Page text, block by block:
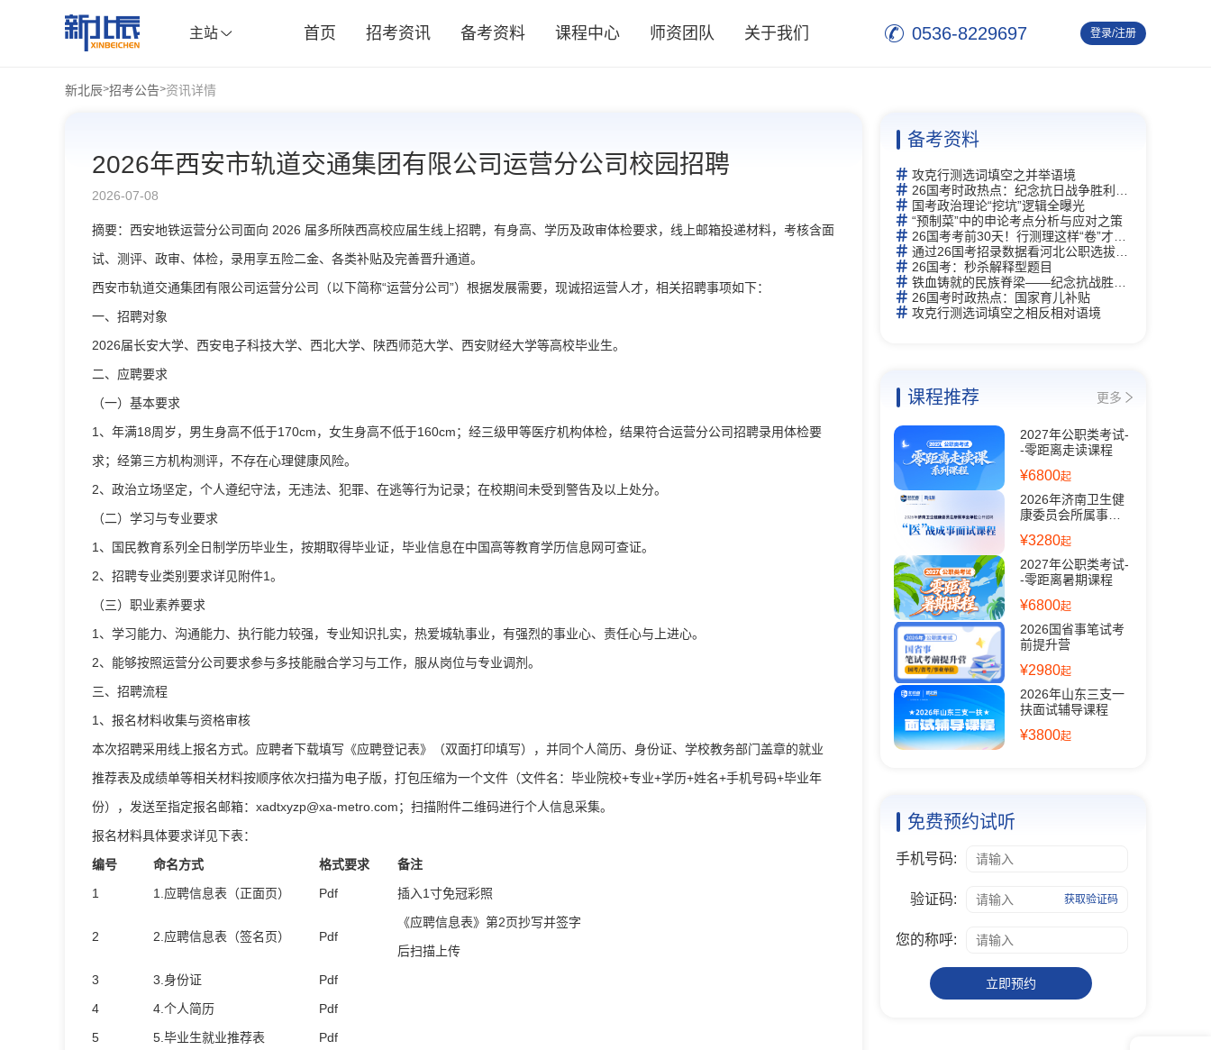
主站 首页 招考资讯 备考资料 课程中心 师资团队 关于我们 0536-8229697
登录/注册
新北辰>招考公告>资讯详情
2026年西安市轨道交通集团有限公司运营分公司校园招聘
2026-07-08
摘要：西安地铁运营分公司面向 2026 届多所陕西高校应届生线上招聘，有身高、学历及政审体检要求，线上邮箱投递材料，考核含面
试、测评、政审、体检，录用享五险二金、各类补贴及完善晋升通道。
西安市轨道交通集团有限公司运营分公司（以下简称“运营分公司”）根据发展需要，现诚招运营人才，相关招聘事项如下：
一、招聘对象
2026届长安大学、西安电子科技大学、西北大学、陕西师范大学、西安财经大学等高校毕业生。
二、应聘要求
（一）基本要求
1、年满18周岁，男生身高不低于170cm，女生身高不低于160cm；经三级甲等医疗机构体检，结果符合运营分公司招聘录用体检要
求；经第三方机构测评，不存在心理健康风险。
2、政治立场坚定，个人遵纪守法，无违法、犯罪、在逃等行为记录；在校期间未受到警告及以上处分。
（二）学习与专业要求
1、国民教育系列全日制学历毕业生，按期取得毕业证，毕业信息在中国高等教育学历信息网可查证。
2、招聘专业类别要求详见附件1。
（三）职业素养要求
1、学习能力、沟通能力、执行能力较强，专业知识扎实，热爱城轨事业，有强烈的事业心、责任心与上进心。
2、能够按照运营分公司要求参与多技能融合学习与工作，服从岗位与专业调剂。
三、招聘流程
1、报名材料收集与资格审核
本次招聘采用线上报名方式。应聘者下载填写《应聘登记表》（双面打印填写），并同个人简历、身份证、学校教务部门盖章的就业
推荐表及成绩单等相关材料按顺序依次扫描为电子版，打包压缩为一个文件（文件名：毕业院校+专业+学历+姓名+手机号码+毕业年
份），发送至指定报名邮箱： xadtxyzp@xa-metro.com；扫描附件二维码进行个人信息采集。
报名材料具体要求详见下表：
编号
命名方式 格式要求
备注
1
1.应聘信息表（正面页） Pdf 插入1寸免冠彩照
2 2.应聘信息表（签名页） Pdf
《应聘信息表》第2页抄写并签字
后扫描上传
3
3.身份证
Pdf
4
4.个人简历
Pdf
5
5.毕业生就业推荐表
Pdf
备考资料
攻克行测选词填空之并举语境
26国考时政热点：纪念抗日战争胜利80周年
国考政治理论“挖坑”逻辑全曝光
“预制菜”中的申论考点分析与应对之策
26国考考前30天！行测理这样“卷”才能赢
通过26国考招录数据看河北公职选拔新逻辑
26国考：秒杀解释型题目
铁血铸就的民族脊梁——纪念抗战胜利80周年
26国考时政热点：国家育儿补贴
攻克行测选词填空之相反相对语境
课程推荐 更多
2027年公职类考试-
-零距离走读课程
¥6800起
2026年济南卫生健
康委员会所属事业
课程
¥3280起
2027年公职类考试-
-零距离暑期课程
¥6800起
2026国省事笔试考
前提升营
¥2980起
2026年山东三支一
扶面试辅导课程
¥3800起
免费预约试听
手机号码:
验证码: 获取验证码
您的称呼:
立即预约